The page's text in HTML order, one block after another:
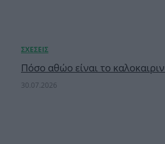
Πόσο αθώο είναι το
30.07.2026